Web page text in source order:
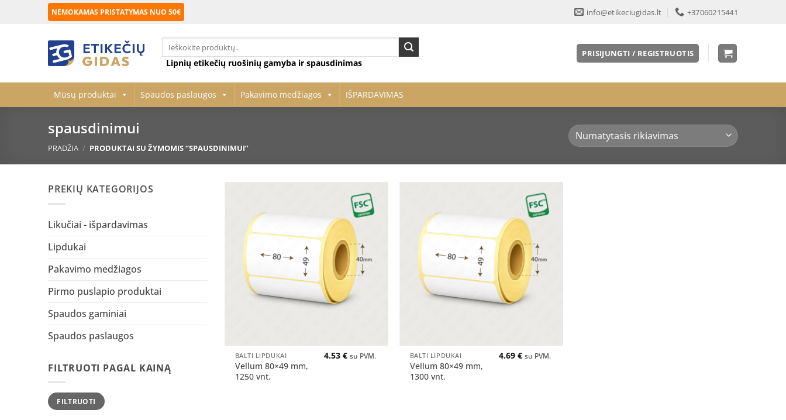
NEMOKAMAS PRISTATYMAS NUO 50€ info@etikeciugidas.lt +37060215441
Ieškoti:
Lipnių etikečių ruošinių gamyba ir spausdinimas
PRISIJUNGTI / REGISTRUOTIS
Mūsų produktai Spaudos paslaugos Pakavimo medžiagos IŠPARDAVIMAS
spausdinimui
PRADŽIA / PRODUKTAI SU ŽYMOMIS “SPAUSDINIMUI”
PREKIŲ KATEGORIJOS
Likučiai - išpardavimas
Lipdukai
Pakavimo medžiagos
Pirmo puslapio produktai
Spaudos gaminiai
Spaudos paslaugos
FILTRUOTI PAGAL KAINĄ
Min
kaina
Maks
kainaFILTRUOTI
Pridėti
BALTI LIPDUKAI
Vellum 80×49 mm,
1250 vnt.
4.53 € su PVM.
Pridėti
BALTI LIPDUKAI
Vellum 80×49 mm,
1300 vnt.
4.69 € su PVM.